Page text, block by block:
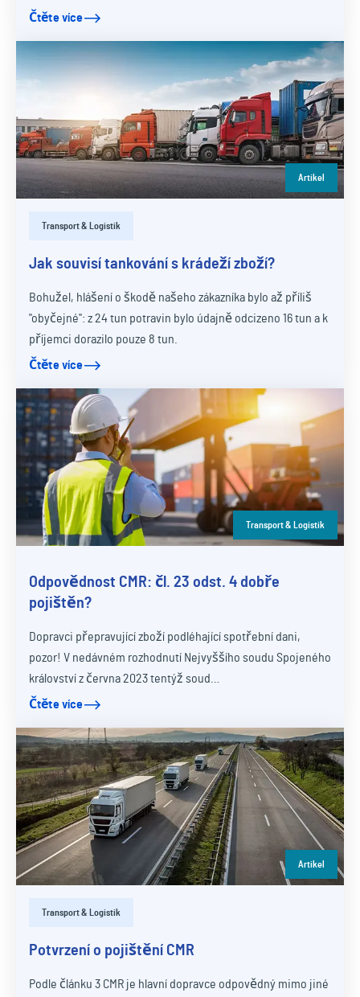
Čtěte více
Artikel
Transport & Logistik
Jak souvisí tankování s krádeží zboží?
Bohužel, hlášení o škodě našeho zákazníka bylo až příliš
"obyčejné": z 24 tun potravin bylo údajně odcizeno 16 tun a k
příjemci dorazilo pouze 8 tun.
Čtěte více
Transport & Logistik
Odpovědnost CMR: čl. 23 odst. 4 dobře
pojištěn?
Dopravci přepravující zboží podléhající spotřební dani,
pozor! V nedávném rozhodnutí Nejvyššího soudu Spojeného
království z června 2023 tentýž soud…
Čtěte více
Artikel
Transport & Logistik
Potvrzení o pojištění CMR
Podle článku 3 CMR je hlavní dopravce odpovědný mimo jiné